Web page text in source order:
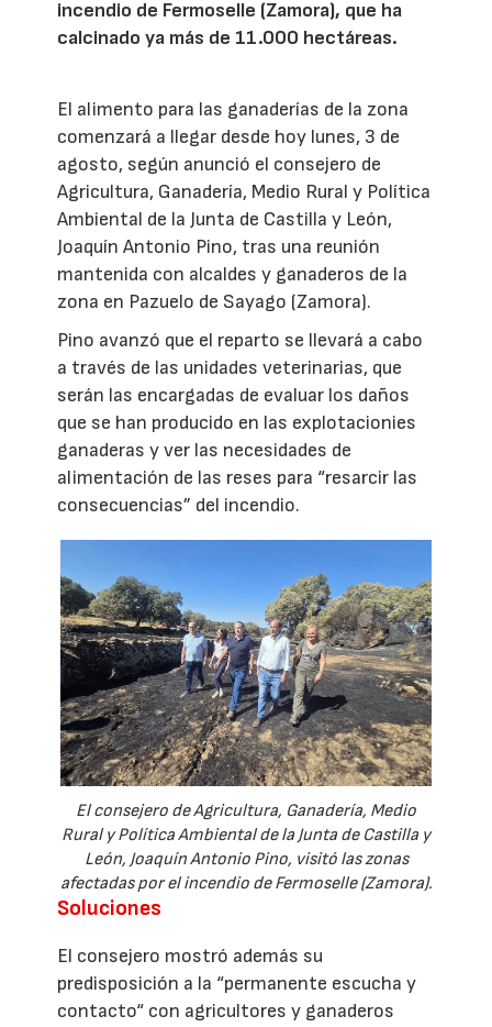
incendio de Fermoselle (Zamora), que ha
calcinado ya más de 11.000 hectáreas.
El alimento para las ganaderías de la zona
comenzará a llegar desde hoy lunes, 3 de
agosto, según anunció el consejero de
Agricultura, Ganadería, Medio Rural y Política
Ambiental de la Junta de Castilla y León,
Joaquín Antonio Pino, tras una reunión
mantenida con alcaldes y ganaderos de la
zona en Pazuelo de Sayago (Zamora).
Pino avanzó que el reparto se llevará a cabo
a través de las unidades veterinarias, que
serán las encargadas de evaluar los daños
que se han producido en las explotacionies
ganaderas y ver las necesidades de
alimentación de las reses para “resarcir las
consecuencias” del incendio.
El consejero de Agricultura, Ganadería, Medio
Rural y Política Ambiental de la Junta de Castilla y
León, Joaquín Antonio Pino, visitó las zonas
afectadas por el incendio de Fermoselle (Zamora).
Soluciones
El consejero mostró además su
predisposición a la “permanente escucha y
contacto“ con agricultores y ganaderos